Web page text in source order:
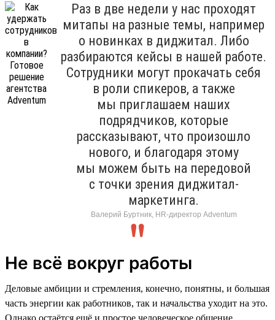
Раз в две недели у нас проходят
митапы на разные темы, например
о новинках в диджитал. Либо
разбираются кейсы в нашей работе.
Сотрудники могут прокачать себя
в роли спикеров, а также
мы приглашаем наших
подрядчиков, которые
рассказывают, что произошло
нового, и благодаря этому
мы можем быть на передовой
с точки зрения диджитал-
маркетинга.
Валерий Буртник, HR-директор Adventum
Не всё вокруг работы
Деловые амбиции и стремления, конечно, понятны, и большая
часть энергии как работников, так и начальства уходит на это.
Однако остаётся ещё и простое человеческое общение.